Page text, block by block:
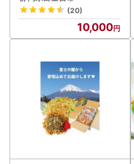
(20)
10,000